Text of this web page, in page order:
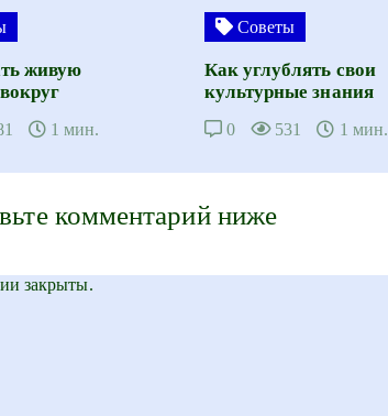
живую
1 мин.
Советы
Как углублять свои
культурные знания
0 531 1 мин.
комментарий ниже
закрыты.